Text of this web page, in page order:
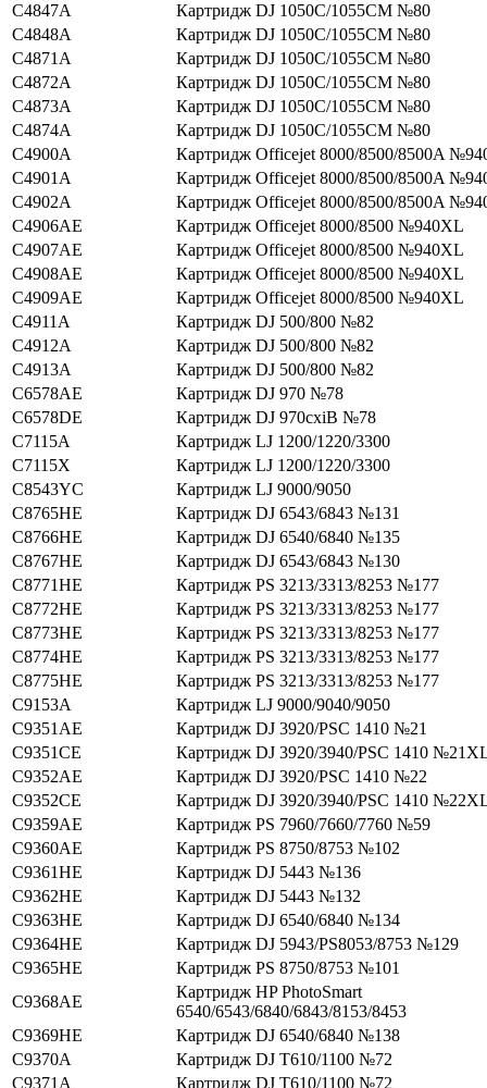
C4847A
Картридж DJ 1050C/1055CM №80
C4848A
Картридж DJ 1050C/1055CM №80
C4871A
Картридж DJ 1050C/1055CM №80
C4872A
Картридж DJ 1050C/1055CM №80
C4873A
Картридж DJ 1050C/1055CM №80
C4874A
Картридж DJ 1050C/1055CM №80
C4900A
Картридж Officejet 8000/8500/8500A
C4901A
Картридж Officejet 8000/8500/8500A
C4902A
Картридж Officejet 8000/8500/8500A
C4906AE
Картридж Officejet 8000/8500 №940XL
C4907AE
Картридж Officejet 8000/8500 №940XL
C4908AE
Картридж Officejet 8000/8500 №940XL
C4909AE
Картридж Officejet 8000/8500 №940XL
C4911A
Картридж DJ 500/800 №82
C4912A
Картридж DJ 500/800 №82
C4913A
Картридж DJ 500/800 №82
C6578AE
Картридж DJ 970 №78
C6578DE
Картридж DJ 970cxiВ №78
C7115A
Картридж LJ 1200/1220/3300
C7115X
Картридж LJ 1200/1220/3300
C8543YC
Картридж LJ 9000/9050
C8765HE
Картридж DJ 6543/6843 №131
C8766HE
Картридж DJ 6540/6840 №135
C8767HE
Картридж DJ 6543/6843 №130
C8771HE
Картридж PS 3213/3313/8253 №177
C8772HE
Картридж PS 3213/3313/8253 №177
C8773HE
Картридж PS 3213/3313/8253 №177
C8774HE
Картридж PS 3213/3313/8253 №177
C8775HE
Картридж PS 3213/3313/8253 №177
C9153A
Картридж LJ 9000/9040/9050
C9351AE
Картридж DJ 3920/PSC 1410 №21
C9351CE
Картридж DJ 3920/3940/PSC 1410
C9352AE
Картридж DJ 3920/PSC 1410 №22
C9352CE
Картридж DJ 3920/3940/PSC 1410
C9359AE
Картридж PS 7960/7660/7760 №59
C9360AE
Картридж PS 8750/8753 №102
C9361HE
Картридж DJ 5443 №136
C9362HE
Картридж DJ 5443 №132
C9363HE
Картридж DJ 6540/6840 №134
C9364HE
Картридж DJ 5943/PS8053/8753 №129
C9365HE
Картридж PS 8750/8753 №101
C9368AE
Картридж HP PhotoSmart
6540/6543/6840/6843/8153/8453
C9369HE
Картридж DJ 6540/6840 №138
C9370A
Картридж DJ T610/1100 №72
C9371A
Картридж DJ T610/1100 №72